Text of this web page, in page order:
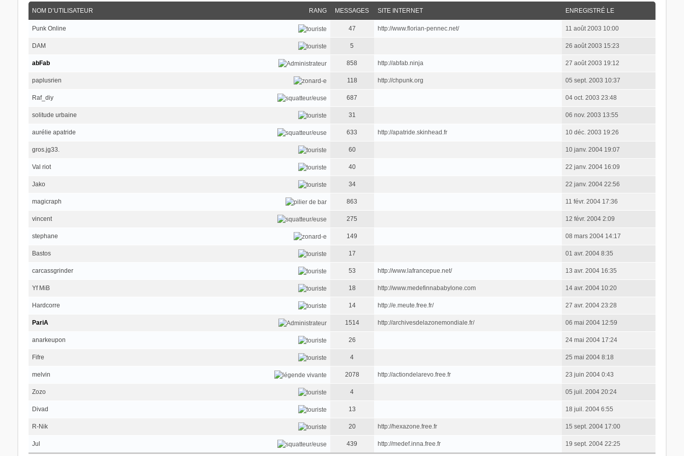
RANG
NOM D’UTILISATEUR MESSAGES SITE INTERNET ENREGISTRÉ LE
Punk Online 47 http://www.florian-pennec.net/ 11 août 2003 10:00
DAM 5 26 août 2003 15:23
abFab 858 http://abfab.ninja 27 août 2003 19:12
paplusrien 118 http://chpunk.org 05 sept. 2003 10:37
Raf_diy 687 04 oct. 2003 23:48
solitude urbaine 31 06 nov. 2003 13:55
aurélie apatride 633 http://apatride.skinhead.fr 10 déc. 2003 19:26
gros.jg33. 60 10 janv. 2004 19:07
Val riot 40 22 janv. 2004 16:09
Jako 34 22 janv. 2004 22:56
magicraph 863 11 févr. 2004 17:36
vincent 275 12 févr. 2004 2:09
stephane 149 08 mars 2004 14:17
Bastos 17 01 avr. 2004 8:35
carcassgrinder 53 http://www.lafrancepue.net/ 13 avr. 2004 16:35
Yf MiB 18 http://www.medefinnababylone.com 14 avr. 2004 10:20
Hardcorre 14 http://e.meute.free.fr/ 27 avr. 2004 23:28
PariA 1514 http://archivesdelazonemondiale.fr/ 06 mai 2004 12:59
anarkeupon 26 24 mai 2004 17:24
Fifre 4 25 mai 2004 8:18
melvin 2078 http://actiondelarevo.free.fr 23 juin 2004 0:43
Zozo 4 05 juil. 2004 20:24
Divad 13 18 juil. 2004 6:55
R-Nik 20 http://hexazone.free.fr 15 sept. 2004 17:00
Jul 439 http://medef.inna.free.fr 19 sept. 2004 22:25